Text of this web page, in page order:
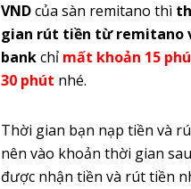
VNDcủa sàn remitano thì
gian rút tiền từ remitano
bankchỉ mất khoản 15
30 phút nhé.
Thời gian bạn nạp tiền và
nên vào khoản thời gian
được nhận tiền và rút tiền